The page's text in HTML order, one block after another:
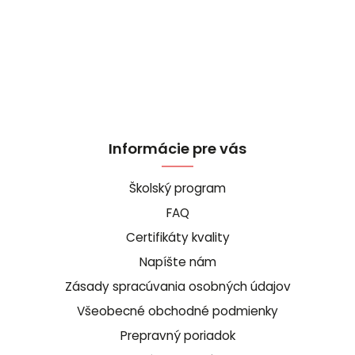
Informácie pre vás
Školský program
FAQ
Certifikáty kvality
Napíšte nám
Zásady spracúvania osobných údajov
Všeobecné obchodné podmienky
Prepravný poriadok